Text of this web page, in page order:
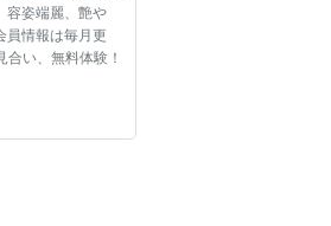
容姿端麗、艶や
員情報は毎月更
い、無料体験！